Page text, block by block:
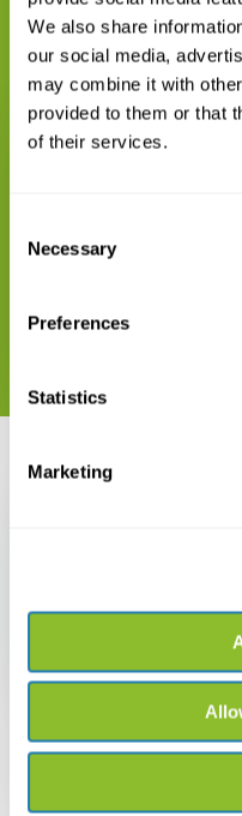
We also share
our social media,
may combine it with
provided to them or that
of their services.
Selection
Necessary
Preferences
Statistics
Marketing
GERELATEERDE
Maak uw bestelling
Planktonium
Recent bekeken
€ 37,42